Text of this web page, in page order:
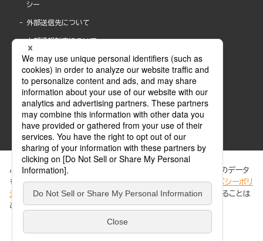
シー
外部送信先について
内部通報制度について
ABJマークは、この電子書店・電子書籍配信サービスが、著作権者からコンテンツ使用許諾を
得た正規版配信サービスであることを示す登録商標(登録番号 第6091713号)です。
ABJマークの詳細、ABJマークを掲示しているサービスの一覧はこちら。
ぶんか社が運営するサイトでは、利便性向上のためにCookie等のデータ
を使用しています。 当社のCookieについての詳細は、「プライバシーポリ
シー
」をご覧ください。当サイトでは、訪問者の個人情報を追跡することは
ありません。